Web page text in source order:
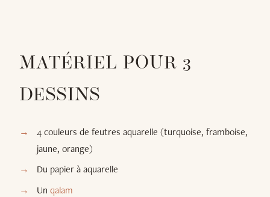
MATÉRIEL POUR 3
DESSINS
4 couleurs de feutres aquarelle (turquoise, framboise,
jaune, orange)
Du papier à aquarelle
Un qalam